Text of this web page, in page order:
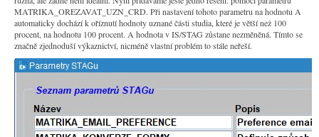
MATRIKA_OREZAVAT_UZN_CRD. Při nastavení tohoto parametru na hodnotu A
automaticky dochází k oříznutí hodnoty uznané části studia, které je větší než 100
procent, na hodnotu 100 procent. A hodnota v IS/STAG zůstane nezměněná. Tímto se
značně zjednoduší výkaznictví, nicméně vlastní problém to stále neřeší.